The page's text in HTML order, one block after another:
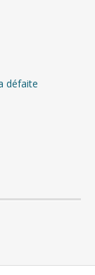
défaite